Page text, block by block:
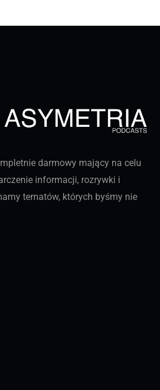
darmowy mający na celu
informacji, rozrywki i
tematów, których byśmy nie